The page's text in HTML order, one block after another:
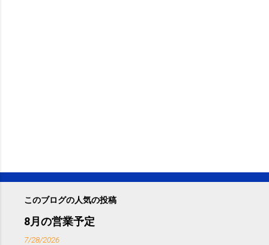
このブログの人気の投稿
8月の営業予定
7/28/2026